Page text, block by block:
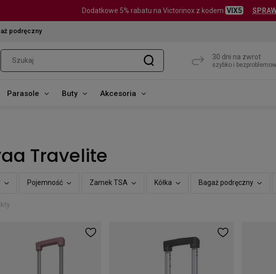
Dodatkowe 5% rabatu na Victorinox z kodem VIX5
podręczny
30 dni na zwrot
szybko i
Parasole Buty Akcesoria
Travelite
Pojemność Zamek TSA Kółka Bagaż podręczny